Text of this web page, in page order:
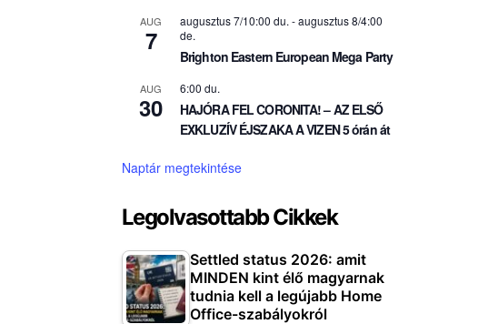
AUG
7
augusztus 7/10:00 du. -augusztus 8/4:00
de.
Brighton Eastern European Mega Party
AUG
30
6:00 du.
HAJÓRA FEL CORONITA! – AZ ELSŐ
EXKLUZÍV ÉJSZAKA A VIZEN 5 órán át
Naptár megtekintése
Legolvasottabb Cikkek
Settled status 2026: amit
MINDEN kint élő magyarnak
tudnia kell a legújabb Home
Office-szabályokról